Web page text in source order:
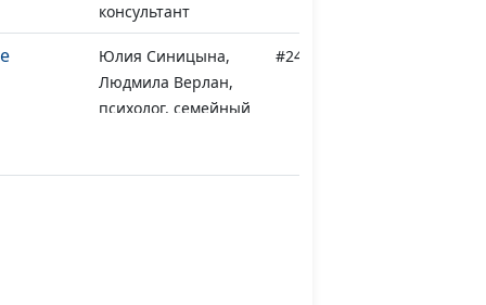
консультант
Юлия Синицына,
Людмила Верлан,
психолог, семейный
#249
Юлия Синицына,
#248